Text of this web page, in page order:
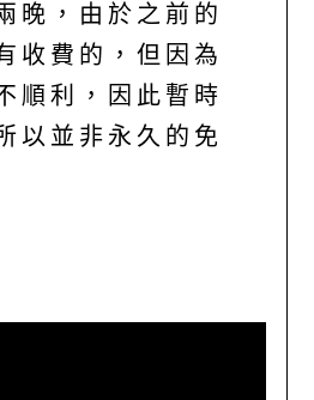
晚，由於之前的
收費的，但因為
順利，因此暫時
以並非永久的免